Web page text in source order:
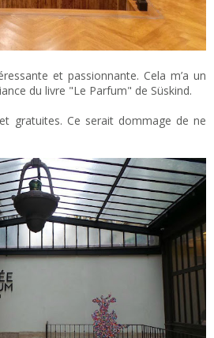
et passionnante. Cela m’a un
du livre "Le Parfum" de Süskind.
gratuites. Ce serait dommage de ne